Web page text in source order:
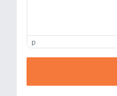
p